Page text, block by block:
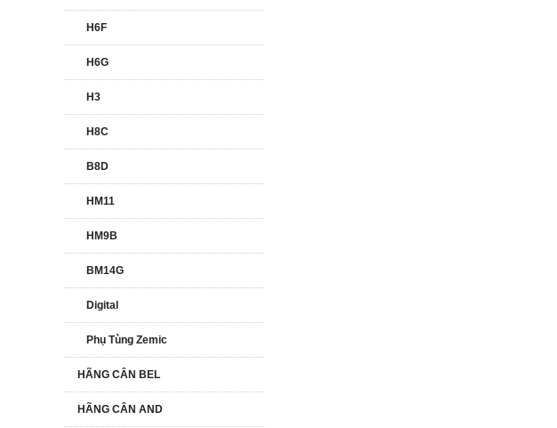
H6F
H6G
H3
H8C
B8D
HM11
HM9B
BM14G
Digital
Phụ Tùng Zemic
HÃNG CÂN BEL
HÃNG CÂN AND